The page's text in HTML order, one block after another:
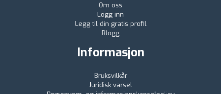
Om oss
Logg inn
Legg til din gratis profil
Blogg
Informasjon
Bruksvilkår
Juridisk varsel